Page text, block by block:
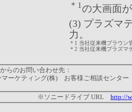
＊1の大画面
(3) プラズマ
力。
＊1 当社従来機ブラウン
＊2 当社従来機プラズマ
らのお問い合わせ先：
ーケティング(株) お客様ご相談センタ
※ソニードライブ URL http://